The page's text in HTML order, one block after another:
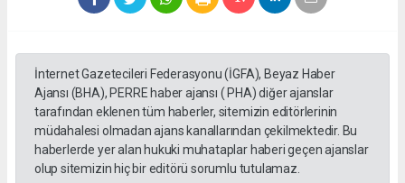
İnternet Gazetecileri Federasyonu (İGFA), Beyaz Haber
Ajansı (BHA), PERRE haber ajansı ( PHA) diğer ajanslar
tarafından eklenen tüm haberler, sitemizin editörlerinin
müdahalesi olmadan ajans kanallarından çekilmektedir. Bu
haberlerde yer alan hukuki muhataplar haberi geçen ajanslar
olup sitemizin hiç bir editörü sorumlu tutulamaz.